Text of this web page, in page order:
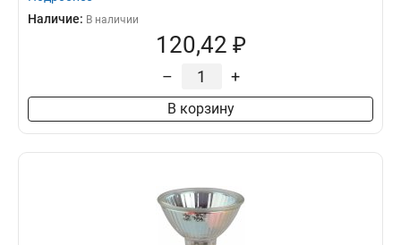
Наличие: В наличии
120,42 ₽
– +
В корзину